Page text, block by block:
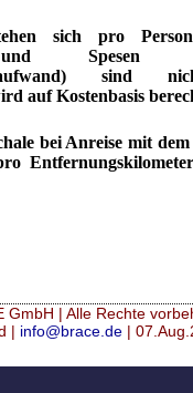
sich pro
und
sind
auf Kostenbasis
bei Anreise mit
GmbH | Alle Rechte
| info@brace.de |